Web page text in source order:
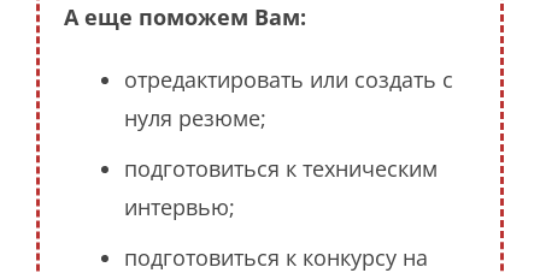
А еще поможем Вам:
отредактировать или создать с
нуля резюме;
подготовиться к техническим
интервью;
подготовиться к конкурсу на